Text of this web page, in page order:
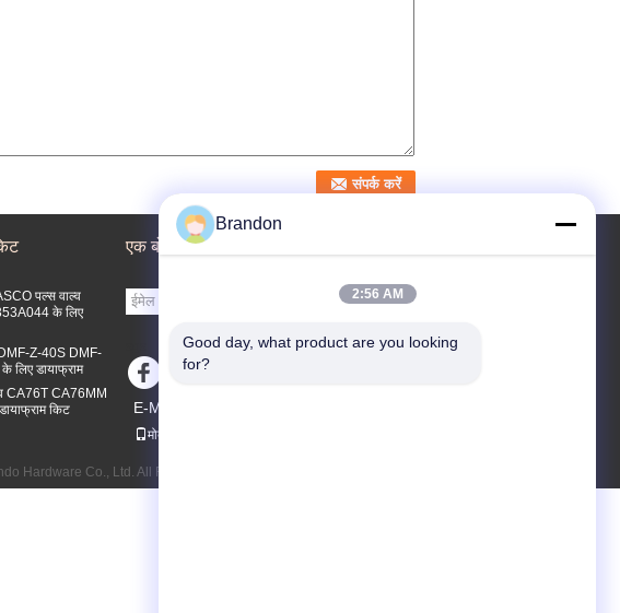
पल्स वाल्व
के लिए
Z-40S DMF-
लिए डायाफ्राम
CA76T CA76MM
किट
एक बोली का अनुरोध
भेजना
E-Mail
मोबाइल साइट
Hardware Co., Ltd. All Rights Reserved.
Brandon
2:56 AM
Good day, what product are you looking
for?